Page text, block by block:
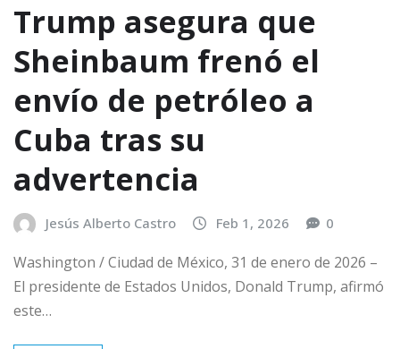
Trump asegura que
Sheinbaum frenó el
envío de petróleo a
Cuba tras su
advertencia
Jesús Alberto Castro Feb 1, 2026 0
Washington / Ciudad de México, 31 de enero de 2026 –
El presidente de Estados Unidos, Donald Trump, afirmó
este…